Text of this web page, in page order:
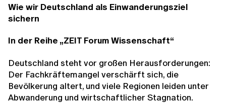
Wie wir Deutschland als Einwanderungsziel
sichern
In der Reihe „ZEIT Forum Wissenschaft“
Deutschland steht vor großen Herausforderungen:
Der Fachkräftemangel verschärft sich, die
Bevölkerung altert, und viele Regionen leiden unter
Abwanderung und wirtschaftlicher Stagnation.